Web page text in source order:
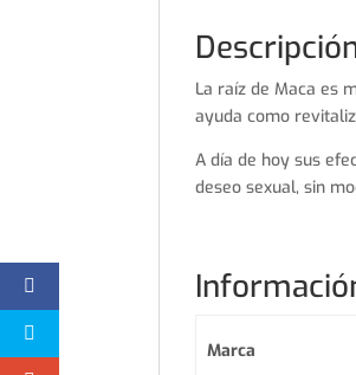
La raíz de Maca es
ayuda como
A día de hoy sus
deseo sexual, sin
Marca